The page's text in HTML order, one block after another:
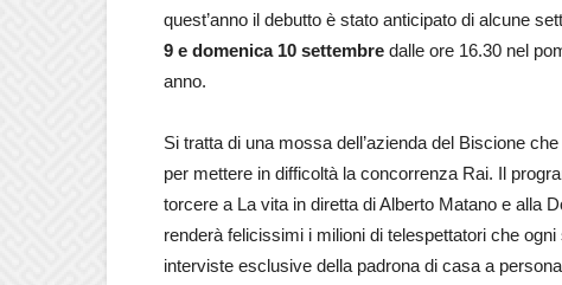
quest’anno il debutto è stato anticipato di alcune
9 e domenica 10 settembre dalle ore 16.30 nel
anno.
Si tratta di una mossa dell’azienda del Biscione
per mettere in difficoltà la concorrenza Rai. Il
torcere a La vita in diretta di Alberto Matano e alla
renderà felicissimi i milioni di telespettatori che
interviste esclusive della padrona di casa a